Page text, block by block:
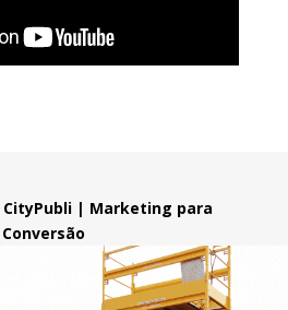
CityPubli | Marketing para
Conversão